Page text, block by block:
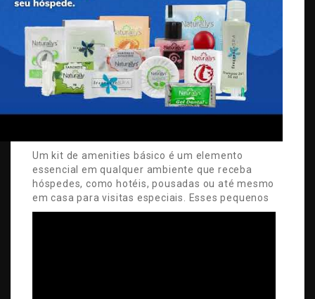
Um kit de amenities básico é um elemento
essencial em qualquer ambiente que receba
hóspedes, como hotéis, pousadas ou até mesmo
em casa para visitas especiais.
Esses pequenos